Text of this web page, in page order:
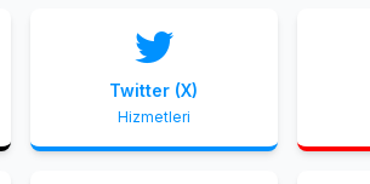
Twitter (X)
Hizmetleri